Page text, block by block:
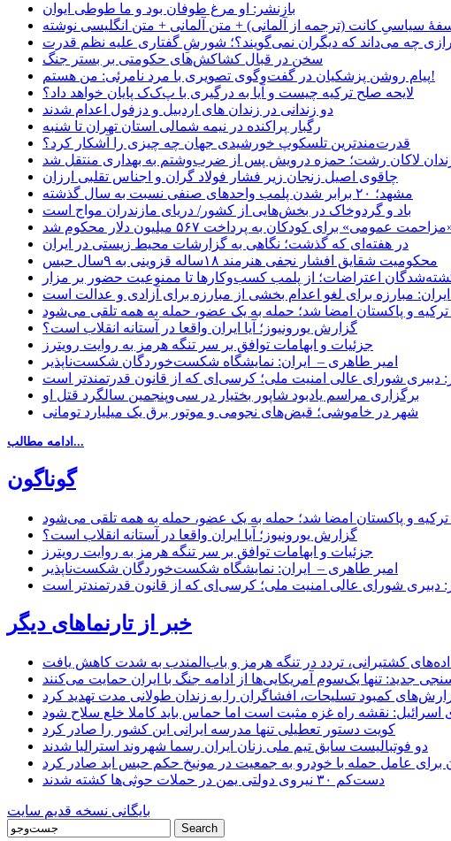
بازنشر: او مرغ طوفان بود و ما طوطی ایوان
سیاسیِ کانت (ترجمه از آلمانی) + متن آلمانی + متن انگلیسی نوشته
چه می‌داند که دیگران نمی‌گویند؟؛ شورشِ گفتاری علیه نظم قدرت
سخن در قبال کشاکش‌های حکومتی بر بستر جنگ
پیام روشن پزشکیان در گفت‌و‌گوی تصویری با مرد نامرئی: من هستم!
لایحه صلح ترکیه چیست و آیا به درگیری با پ‌ک‌ک پایان خواهد داد؟
دو زندانی در زندان های اردبیل و دزفول اعدام شدند
رگبار پراکنده در نیمه شمالی استان تهران تا شنبه
قدرت‌مندترین تلسکوپ خورشیدی جهان چه چیزی را آشکار کرد؟
لاکان رشت؛ حمزه درویش پس از ضرب‌وشتم به بهداری منتقل شد
چاقوی اصیل زنجان زیر فشار فولاد گران و اجناس تقلبی ارزان
مشهد؛ ۲۰ برابر شدن پلمب واحدهای صنفی نسبت به سال گذشته
باد و گردوخاک در بخش‌هایی از کشور/ دریای مازندران مواج است
عمومی» برای کودکان به پرداخت ۵۶۷ میلیون دلار محکوم شد
در هفته‌ای که گذشت؛ نگاهی به گزارشات محیط زیستی در ایران
محکومیت شقایق افشار نجفی هنرمند ۱۸ساله قزوینی به ۹سال حبس
اعتراضات؛ از پلمب کسب‌وکارها تا ممنوعیت حضور بر مزار
مبارزه برای لغو اعدام بخشی از مبارزه برای آزادی و عدالت است
و پاکستان امضا شد؛ حمله به یک عضو، حمله به همه تلقی می‌شود
گزارش یورونیوز؛ آیا ایران واقعا در آستانه انقلاب است؟
جزئیات و ابهامات توافق بر سر تنگه هرمز به روایت رویترز
امیر طاهری – ایران: نمایشگاه شکست‌خوردگان شکست‌ناپذیر
دبیری شورای عالی امنیت ملی؛ کرسی‌ای که از قانون قدرتمندتر است
برگزاری مراسم یادبود شاپور بختیار در سی‌وپنجمین سالگرد قتل او
شهر در خاموشی؛ قبض‌های نجومی و موتور برق یک میلیارد تومانی
ادامه مطالب...
گوناگون
و پاکستان امضا شد؛ حمله به یک عضو، حمله به همه تلقی می‌شود
گزارش یورونیوز؛ آیا ایران واقعا در آستانه انقلاب است؟
جزئیات و ابهامات توافق بر سر تنگه هرمز به روایت رویترز
امیر طاهری – ایران: نمایشگاه شکست‌خوردگان شکست‌ناپذیر
دبیری شورای عالی امنیت ملی؛ کرسی‌ای که از قانون قدرتمندتر است
خبر از تارنماهای دیگر
داده‌های کشتیرانی، تردد در تنگه هرمز و باب‌المندب به شدت کاهش یافت
جدید: تنها یک‌سوم آمریکایی‌ها از ادامه جنگ با ایران حمایت می‌کنند
کمبود تسلیحات، افشاگران را به زندان طولانی مدت تهدید کرد
نقشه راه غزه مثبت است اما حماس باید کاملا خلع سلاح شود
کویت دستور تعطیلی تنها مدرسه ایرانی این کشور را صادر کرد
دو فوتبالیست سابق تیم ملی زنان ایران رسما شهروند استرالیا شدند
برای عامل حمله با خودرو به جمعیت در مونیخ حکم حبس ابد صادر کرد
دست‌کم ۳۰ نیروی دولتی یمن در حملات حوثی‌ها کشته شدند
بایگانی نسخه قدیم سایت